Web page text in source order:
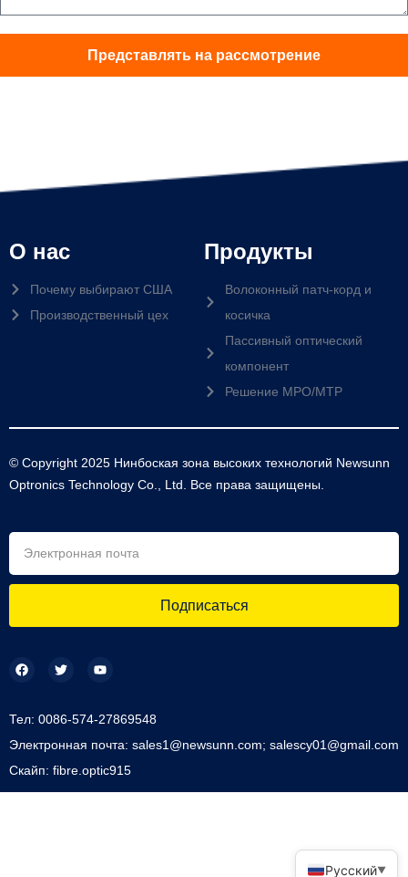
Представлять на рассмотрение
О нас
Почему выбирают США
Производственный цех
Продукты
Волоконный патч-корд и
косичка
Пассивный оптический
компонент
Решение MPO/MTP
© Copyright 2025 Нинбоская зона высоких технологий Newsunn
Optronics Technology Co., Ltd. Все права защищены.
Подписаться
Тел: 0086-574-27869548
Электронная почта: sales1@newsunn.com; salescy01@gmail.com
Скайп: fibre.optic915
Русский▼